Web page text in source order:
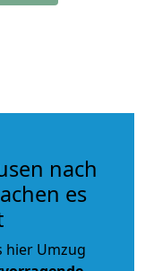
nach
es
hier Umzug